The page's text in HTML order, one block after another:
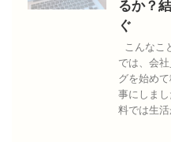
るか？
ぐ
こんなこ
では、会
グを始め
事にしま
料では生